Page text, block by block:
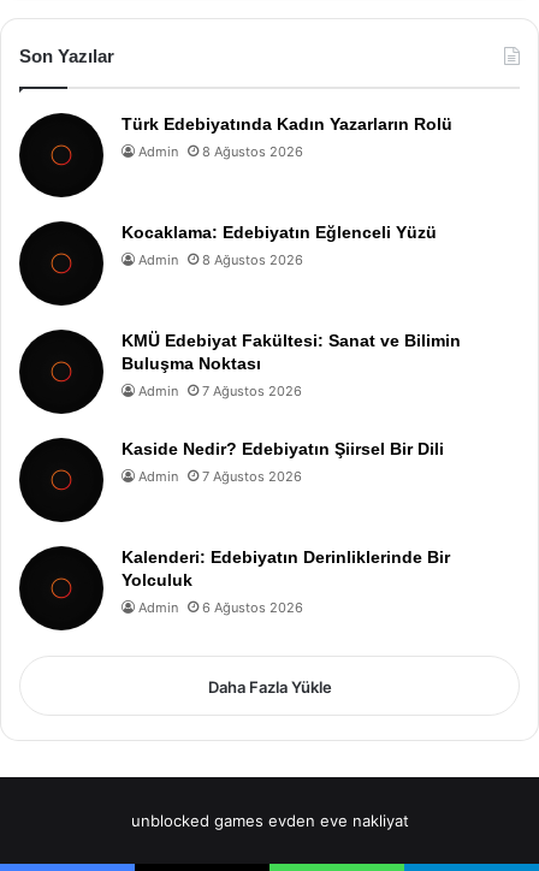
Son Yazılar
Türk Edebiyatında Kadın Yazarların Rolü
Admin 8 Ağustos 2026
Kocaklama: Edebiyatın Eğlenceli Yüzü
Admin 8 Ağustos 2026
KMÜ Edebiyat Fakültesi: Sanat ve Bilimin
Buluşma Noktası
Admin 7 Ağustos 2026
Kaside Nedir? Edebiyatın Şiirsel Bir Dili
Admin 7 Ağustos 2026
Kalenderi: Edebiyatın Derinliklerinde Bir
Yolculuk
Admin 6 Ağustos 2026
Daha Fazla Yükle
unblocked games evden eve nakliyat